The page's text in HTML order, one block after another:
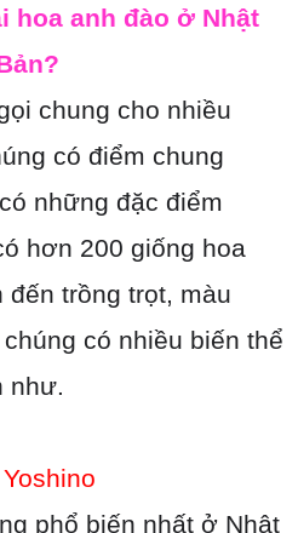
hoa anh đào ở Nhật
chung cho nhiều
có điểm chung
những đặc điểm
hơn 200 giống hoa
trồng trọt, màu
có nhiều biến thể
như.
phổ biến nhất ở Nhật